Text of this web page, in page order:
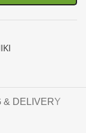
& DELIVERY